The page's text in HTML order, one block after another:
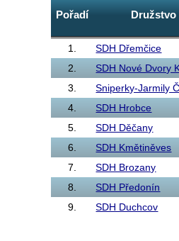
Pořadí Družstvo
1.
SDH Dřemčice
2.
SDH Nové Dvory
3.
Sniperky-Jarmily
4.
SDH Hrobce
5.
SDH Děčany
6.
SDH Kmětiněves
7.
SDH Brozany
8.
SDH Předonín
9.
SDH Duchcov